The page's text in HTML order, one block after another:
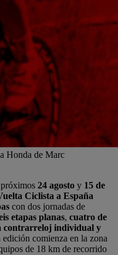
Honda de Marc
24 agosto y 15 de
Ciclista a España
con dos jornadas de
etapas planas, cuatro de
contrarreloj individual y
comienza en la zona
de 18 km de recorrido